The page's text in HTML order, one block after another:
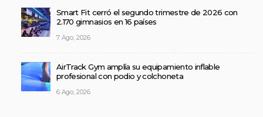
Smart Fit cerró el segundo trimestre de 2026 con
2.170 gimnasios en 16 países
7 Ago, 2026
AirTrack Gym amplía su equipamiento inflable
profesional con podio y colchoneta
6 Ago, 2026